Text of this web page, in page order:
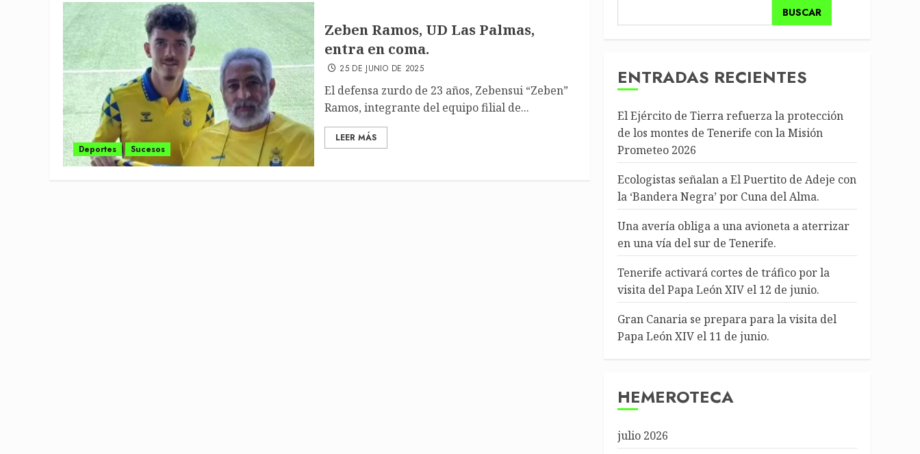
Deportes Sucesos
Zeben Ramos, UD Las Palmas,
entra en coma.
25 DE JUNIO DE 2025
El defensa zurdo de 23 años, Zebensui “Zeben”
Ramos, integrante del equipo filial de...
LEER MÁS
BUSCAR
ENTRADAS RECIENTES
El Ejército de Tierra refuerza la protección
de los montes de Tenerife con la Misión
Prometeo 2026
Ecologistas señalan a El Puertito de Adeje con
la ‘Bandera Negra’ por Cuna del Alma.
Una avería obliga a una avioneta a aterrizar
en una vía del sur de Tenerife.
Tenerife activará cortes de tráfico por la
visita del Papa León XIV el 12 de junio.
Gran Canaria se prepara para la visita del
Papa León XIV el 11 de junio.
HEMEROTECA
julio 2026